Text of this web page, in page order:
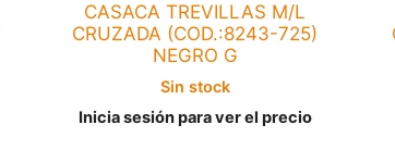
CASACA TREVILLAS M/L
CRUZADA (COD.:8243-725)
NEGRO G
Sin stock
Inicia sesión para ver el precio